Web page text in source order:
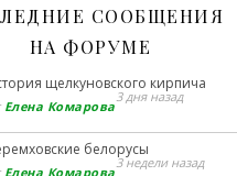
СООБЩЕНИЯ
НА ФОРУМЕ
щелкуновского кирпича
Елена Комарова
3 дня назад
белорусы
Елена Комарова
3 недели назад